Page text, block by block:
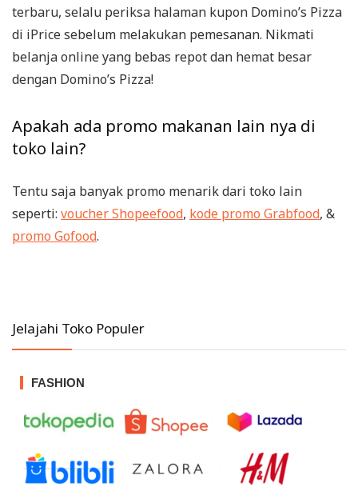
terbaru, selalu periksa halaman kupon Domino’s Pizza
di iPrice sebelum melakukan pemesanan. Nikmati
belanja online yang bebas repot dan hemat besar
dengan Domino’s Pizza!
Apakah ada promo makanan lain nya di
toko lain?
Tentu saja banyak promo menarik dari toko lain
seperti: voucher Shopeefood, kode promo Grabfood, &
promo Gofood.
Jelajahi Toko Populer
FASHION